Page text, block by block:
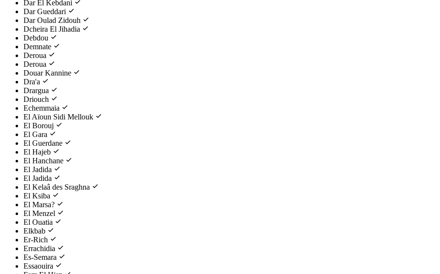
Dar El Kebdani
Dar Gueddari
Dar Oulad Zidouh
Dcheira El Jihadia
Debdou
Demnate
Deroua
Deroua
Douar Kannine
Dra'a
Drargua
Driouch
Echemmaia
El Aïoun Sidi Mellouk
El Borouj
El Gara
El Guerdane
El Hajeb
El Hanchane
El Jadida
El Jadida
El Kelaâ des Sraghna
El Ksiba
El Marsa?
El Menzel
El Ouatia
Elkbab
Er-Rich
Errachidia
Es-Semara
Essaouira